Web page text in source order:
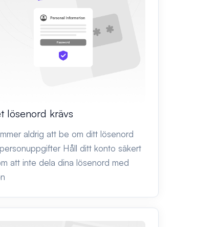
lösenord krävs
aldrig att be om ditt lösenord
Håll ditt konto säkert
att inte dela dina lösenord med